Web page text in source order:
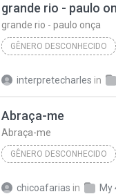
grande rio - paulo
grande rio - paulo onça
GÊNERO DESCONHECIDO
interpretecharles in
Abraça-me
Abraça-me
GÊNERO DESCONHECIDO
chicoafarias in My